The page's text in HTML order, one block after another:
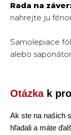
Rada na záver:
nahrejte ju
Samolepiace
alebo
Otázkak
Ak ste na našich
hľadali a máte